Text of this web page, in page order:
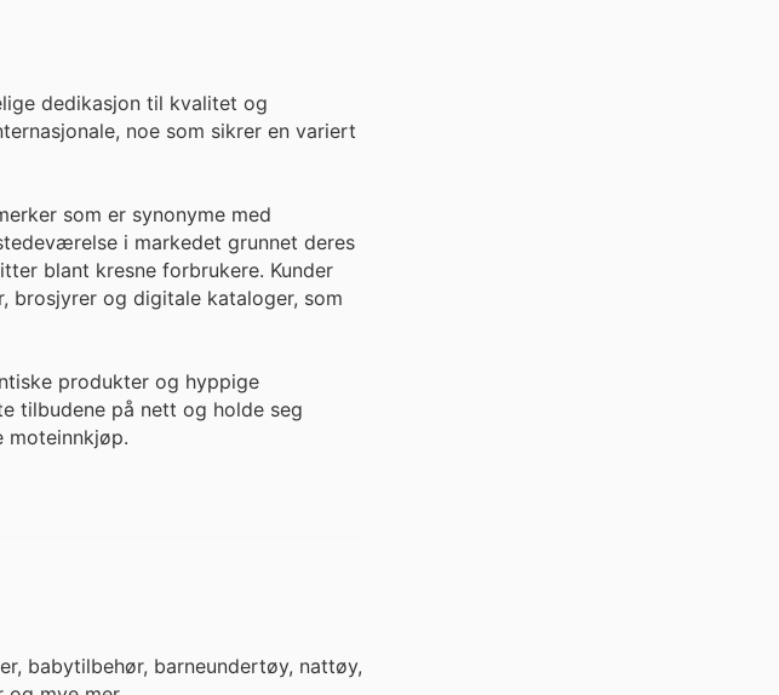
dedikasjon til kvalitet og
noe som sikrer en variert
som er synonyme med
i markedet grunnet deres
blant kresne forbrukere. Kunder
brosjyrer og digitale kataloger, som
produkter og hyppige
tilbudene på nett og holde seg
moteinnkjøp.
babytilbehør, barneundertøy, nattøy,